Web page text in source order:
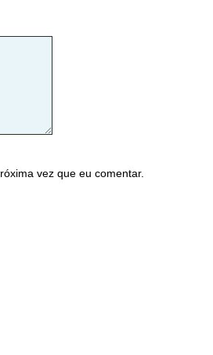
vez que eu comentar.